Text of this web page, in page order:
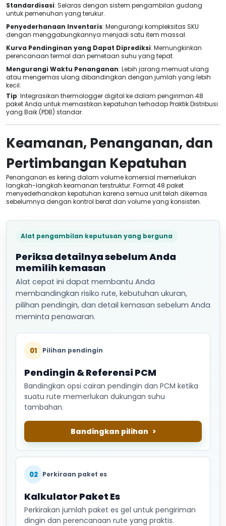
Standardisasi: Selaras dengan sistem pengambilan gudang
untuk pemenuhan yang terukur.
Penyederhanaan Inventaris: Mengurangi kompleksitas SKU
dengan menggabungkannya menjadi satu item massal.
Kurva Pendinginan yang Dapat Diprediksi: Memungkinkan
perencanaan termal dan pemetaan suhu yang tepat.
Mengurangi Waktu Penanganan: Lebih jarang memuat ulang
atau mengemas ulang dibandingkan dengan jumlah yang lebih
kecil.
Tip: Integrasikan thermologger digital ke dalam pengiriman 48
paket Anda untuk memastikan kepatuhan terhadap Praktik Distribusi
yang Baik (PDB) standar.
Keamanan, Penanganan, dan
Pertimbangan Kepatuhan
Penanganan es kering dalam volume komersial memerlukan
langkah-langkah keamanan terstruktur. Format 48 paket
menyederhanakan kepatuhan karena semua unit telah dikemas
sebelumnya dengan kontrol berat dan volume yang konsisten.
Alat pengambilan keputusan yang berguna
Periksa detailnya sebelum Anda
memilih kemasan
Alat cepat ini dapat membantu Anda
membandingkan risiko rute, kebutuhan ukuran,
pilihan pendingin, dan detail kemasan sebelum Anda
meminta penawaran.
01 Pilihan pendingin
Pendingin & Referensi PCM
Bandingkan opsi cairan pendingin dan PCM ketika
suatu rute memerlukan dukungan suhu
tambahan.
Bandingkan pilihan
02 Perkiraan paket es
Kalkulator Paket Es
Perkirakan jumlah paket es gel untuk pengiriman
dingin dan perencanaan rute yang praktis.